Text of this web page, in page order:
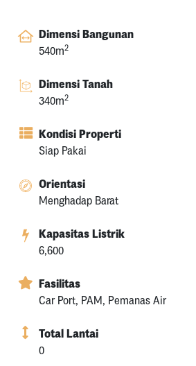
Dimensi Bangunan
540m2
Dimensi Tanah
340m2
Kondisi Properti
Siap Pakai
Orientasi
Menghadap Barat
Kapasitas Listrik
6,600
Fasilitas
Car Port, PAM, Pemanas Air
Total Lantai
0